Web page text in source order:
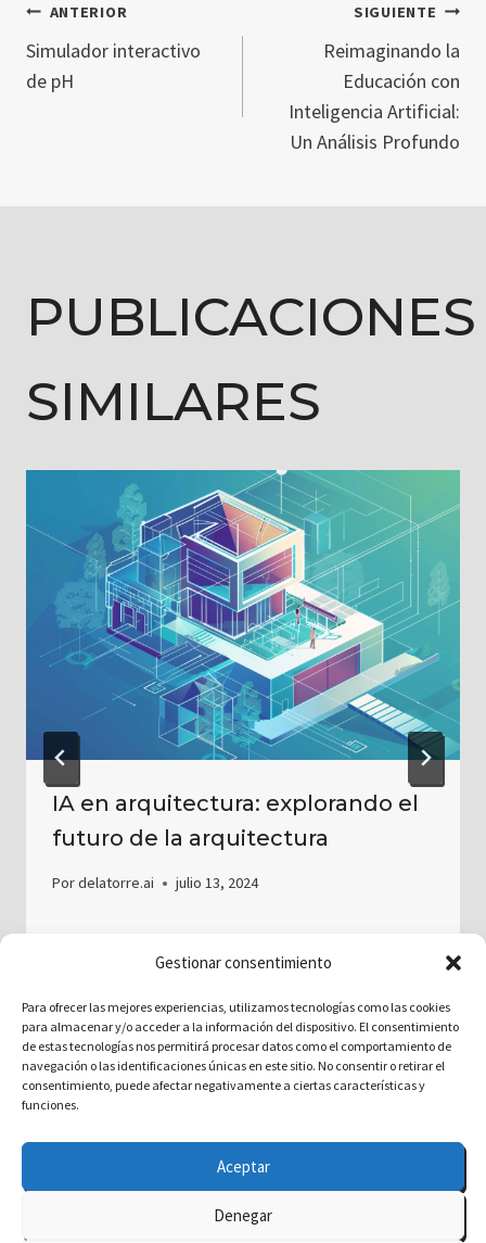
Gestionar consentimiento
Para ofrecer las mejores experiencias, utilizamos tecnologías como las cookies
para almacenar y/o acceder a la información del dispositivo. El consentimiento
de estas tecnologías nos permitirá procesar datos como el comportamiento de
navegación o las identificaciones únicas en este sitio. No consentir o retirar el
consentimiento, puede afectar negativamente a ciertas características y
funciones.
Aceptar
Denegar
NAVEGACIÓN
ANTERIOR
Simulador interactivo
de pH
SIGUIENTE
Reimaginando la
Educación con
Inteligencia Artificial:
Un Análisis Profundo
PUBLICACIONES
SIMILARES
IA en arquitectura: explorando el
futuro de la arquitectura
Pordelatorre.ai julio 13, 2024